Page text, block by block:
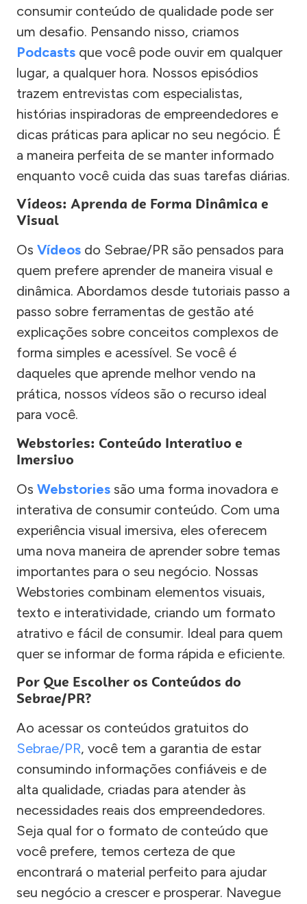
consumir conteúdo de qualidade pode ser
um desafio. Pensando nisso, criamos
Podcasts que você pode ouvir em qualquer
lugar, a qualquer hora. Nossos episódios
trazem entrevistas com especialistas,
histórias inspiradoras de empreendedores e
dicas práticas para aplicar no seu negócio. É
a maneira perfeita de se manter informado
enquanto você cuida das suas tarefas diárias.
Vídeos: Aprenda de Forma Dinâmica e
Visual
Os Vídeos do Sebrae/PR são pensados para
quem prefere aprender de maneira visual e
dinâmica. Abordamos desde tutoriais passo a
passo sobre ferramentas de gestão até
explicações sobre conceitos complexos de
forma simples e acessível. Se você é
daqueles que aprende melhor vendo na
prática, nossos vídeos são o recurso ideal
para você.
Webstories: Conteúdo Interativo e
Imersivo
Os Webstories são uma forma inovadora e
interativa de consumir conteúdo. Com uma
experiência visual imersiva, eles oferecem
uma nova maneira de aprender sobre temas
importantes para o seu negócio. Nossas
Webstories combinam elementos visuais,
texto e interatividade, criando um formato
atrativo e fácil de consumir. Ideal para quem
quer se informar de forma rápida e eficiente.
Por Que Escolher os Conteúdos do
Sebrae/PR?
Ao acessar os conteúdos gratuitos do
Sebrae/PR, você tem a garantia de estar
consumindo informações confiáveis e de
alta qualidade, criadas para atender às
necessidades reais dos empreendedores.
Seja qual for o formato de conteúdo que
você prefere, temos certeza de que
encontrará o material perfeito para ajudar
seu negócio a crescer e prosperar. Navegue